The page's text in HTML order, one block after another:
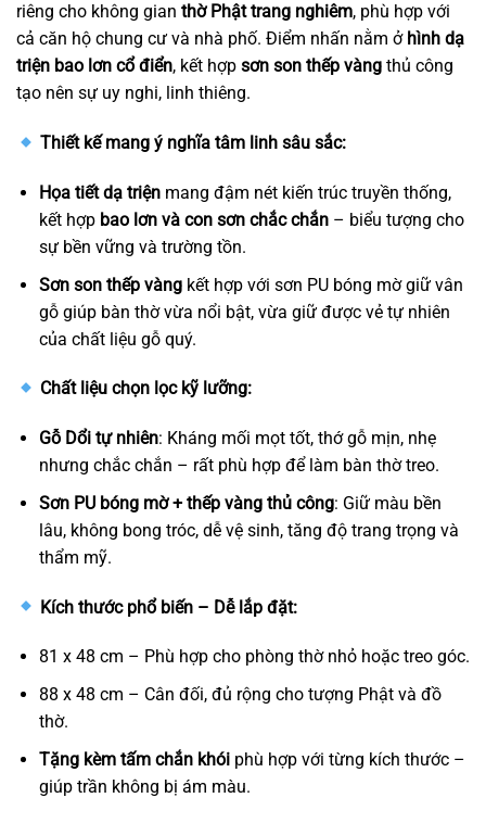
riêng cho không gian thờ Phật trang nghiêm, phù hợp với
cả căn hộ chung cư và nhà phố. Điểm nhấn nằm ở hình dạ
triện bao lơn cổ điển, kết hợp sơn son thếp vàng thủ công
tạo nên sự uy nghi, linh thiêng.
Thiết kế mang ý nghĩa tâm linh sâu sắc:
Họa tiết dạ triệnmang đậm nét kiến trúc truyền thống,
kết hợp bao lơn và con sơn chắc chắn– biểu tượng cho
sự bền vững và trường tồn.
Sơn son thếp vàngkết hợp với sơn PU bóng mờ giữ vân
gỗ giúp bàn thờ vừa nổi bật, vừa giữ được vẻ tự nhiên
của chất liệu gỗ quý.
Chất liệu chọn lọc kỹ lưỡng:
Gỗ Dổi tự nhiên: Kháng mối mọt tốt, thớ gỗ mịn, nhẹ
nhưng chắc chắn – rất phù hợp để làm bàn thờ treo.
Sơn PU bóng mờ + thếp vàng thủ công: Giữ màu bền
lâu, không bong tróc, dễ vệ sinh, tăng độ trang trọng và
thẩm mỹ.
Kích thước phổ biến – Dễ lắp đặt:
81 x 48 cm – Phù hợp cho phòng thờ nhỏ hoặc treo góc.
88 x 48 cm – Cân đối, đủ rộng cho tượng Phật và đồ
thờ.
Tặng kèm tấm chắn khóiphù hợp với từng kích thước –
giúp trần không bị ám màu.